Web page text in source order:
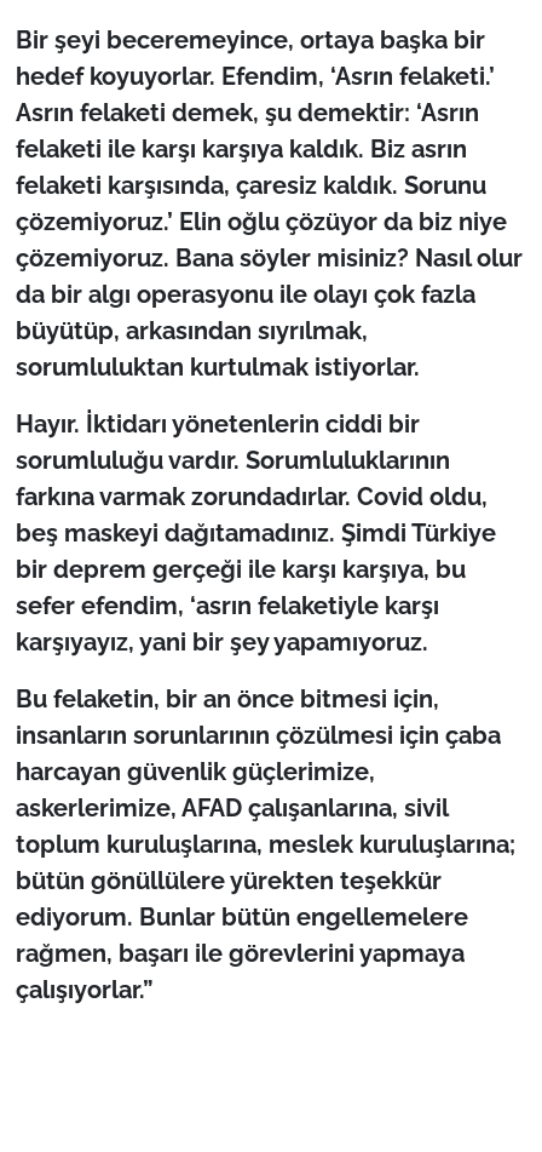
Bir şeyi beceremeyince, ortaya başka bir
hedef koyuyorlar. Efendim, ‘Asrın felaketi.’
Asrın felaketi demek, şu demektir: ‘Asrın
felaketi ile karşı karşıya kaldık. Biz asrın
felaketi karşısında, çaresiz kaldık. Sorunu
çözemiyoruz.’ Elin oğlu çözüyor da biz niye
çözemiyoruz. Bana söyler misiniz? Nasıl olur
da bir algı operasyonu ile olayı çok fazla
büyütüp, arkasından sıyrılmak,
sorumluluktan kurtulmak istiyorlar.
Hayır. İktidarı yönetenlerin ciddi bir
sorumluluğu vardır. Sorumluluklarının
farkına varmak zorundadırlar. Covid oldu,
beş maskeyi dağıtamadınız. Şimdi Türkiye
bir deprem gerçeği ile karşı karşıya, bu
sefer efendim, ‘asrın felaketiyle karşı
karşıyayız, yani bir şey yapamıyoruz.
Bu felaketin, bir an önce bitmesi için,
insanların sorunlarının çözülmesi için çaba
harcayan güvenlik güçlerimize,
askerlerimize, AFAD çalışanlarına, sivil
toplum kuruluşlarına, meslek kuruluşlarına;
bütün gönüllülere yürekten teşekkür
ediyorum. Bunlar bütün engellemelere
rağmen, başarı ile görevlerini yapmaya
çalışıyorlar.”